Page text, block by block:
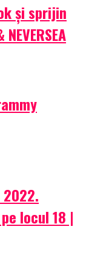
și sprijin
2022.
locul 18 |